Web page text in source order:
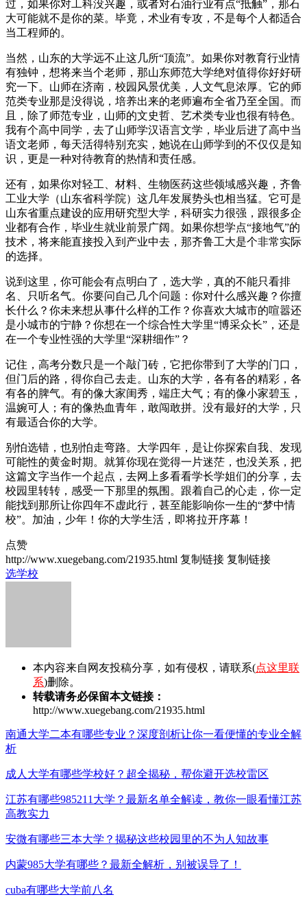
过，如果你对工科没兴趣，或者对石油行业有点“抵触”，那石
大可能就不是你的菜。毕竟，术业有专攻，不是每个人都适合
当工程师的。
当然，山东的大学远不止这几所“顶流”。如果你对教育行业情
有独钟，想将来当个老师，那山东师范大学绝对值得你好好研
究一下。山师在济南，校园风景优美，人文气息浓厚。它的师
范类专业那是没得说，培养出来的老师遍布全省乃至全国。而
且，除了师范专业，山师的文史哲、艺术类专业也很有特色。
我有个高中同学，去了山师学汉语言文学，毕业后进了高中当
语文老师，每天活得特别充实，她说在山师学到的不仅仅是知
识，更是一种对待教育的热情和责任感。
还有，如果你对轻工、材料、生物医药这些领域感兴趣，齐鲁
工业大学（山东省科学院）这几年发展势头也相当猛。它可是
山东省重点建设的应用研究型大学，科研实力很强，跟很多企
业都有合作，毕业生就业前景广阔。如果你想学点“接地气”的
技术，将来能直接投入到产业中去，那齐鲁工大是个非常实际
的选择。
说到这里，你可能会有点明白了，选大学，真的不能只看排
名、只听名气。你要问自己几个问题：你对什么感兴趣？你擅
长什么？你未来想从事什么样的工作？你喜欢大城市的喧嚣还
是小城市的宁静？你想在一个综合性大学里“博采众长”，还是
在一个专业性强的大学里“深耕细作”？
记住，高考分数只是一个敲门砖，它把你带到了大学的门口，
但门后的路，得你自己去走。山东的大学，各有各的精彩，各
有各的脾气。有的像大家闺秀，端庄大气；有的像小家碧玉，
温婉可人；有的像热血青年，敢闯敢拼。没有最好的大学，只
有最适合你的大学。
别怕选错，也别怕走弯路。大学四年，是让你探索自我、发现
可能性的黄金时期。就算你现在觉得一片迷茫，也没关系，把
这篇文字当作一个起点，去网上多看看学长学姐们的分享，去
校园里转转，感受一下那里的氛围。跟着自己的心走，你一定
能找到那所让你四年不虚此行，甚至能影响你一生的“梦中情
校”。加油，少年！你的大学生活，即将拉开序幕！
点赞
http://www.xuegebang.com/21935.html 复制链接 复制链接
选学校
本内容来自网友投稿分享，如有侵权，请联系(点这里联
系)删除。
转载请务必保留本文链接：
http://www.xuegebang.com/21935.html
南通大学二本有哪些专业？深度剖析让你一看便懂的专业全解
析
成人大学有哪些学校好？超全揭秘，帮你避开选校雷区
江苏有哪些985211大学？最新名单全解读，教你一眼看懂江苏
高教实力
安微有哪些三本大学？揭秘这些校园里的不为人知故事
内蒙985大学有哪些？最新全解析，别被误导了！
cuba有哪些大学前八名